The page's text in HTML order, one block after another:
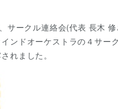
ークル連絡会(代表 長木
ンドオーケストラの４サー
れました。